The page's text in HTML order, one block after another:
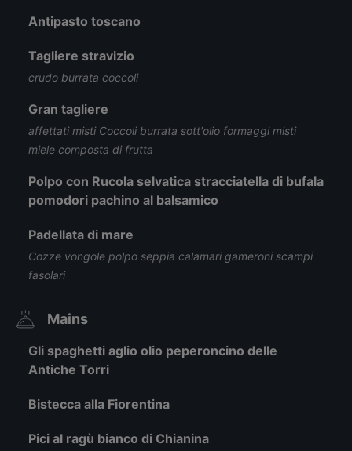
Antipasto toscano
Tagliere stravizio
crudo burrata coccoli
Gran tagliere
affettati misti Coccoli burrata sott'olio formaggi misti
miele composta di frutta
Polpo con Rucola selvatica stracciatella di bufala
pomodori pachino al balsamico
Padellata di mare
Cozze vongole polpo seppia calamari gameroni scampi
fasolari
Mains
Gli spaghetti aglio olio peperoncino delle
Antiche Torri
Bistecca alla Fiorentina
Pici al ragù bianco di Chianina